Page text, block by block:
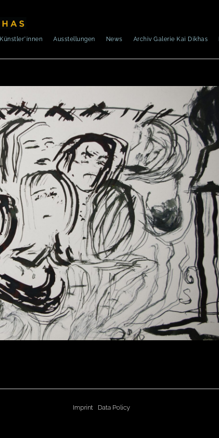
Künstler*innen Ausstellungen News Archiv Galerie Kai Dikhas
Imprint Data Policy